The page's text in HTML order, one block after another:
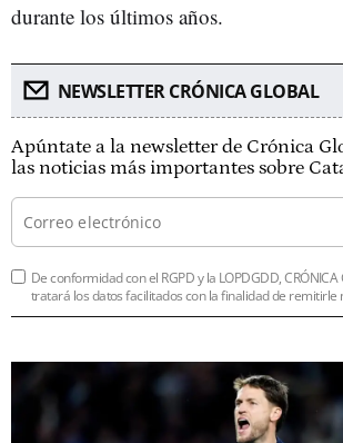
durante los últimos años.
NEWSLETTER CRÓNICA GLOBAL
Apúntate a la newsletter de Crónica
las noticias más importantes sobre
De conformidad con el RGPD y la LOPDGDD, CRÓNICA
tratará los datos facilitados con la finalidad de remitirle